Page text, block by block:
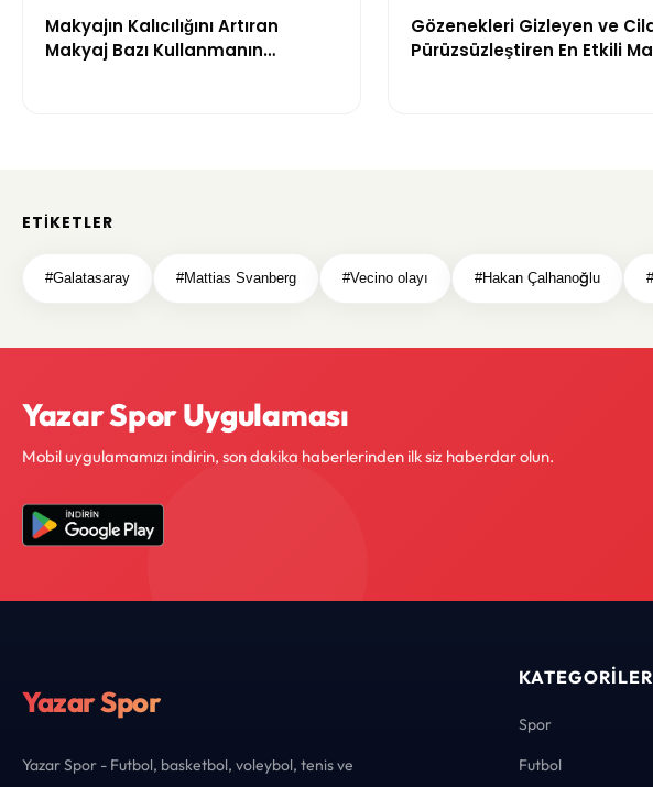
Makyajın Kalıcılığını Artıran
Makyaj Bazı Kullanmanın
Gözenekleri Gizleyen ve
Pürüzsüzleştiren En Etkili
ETIKETLER
#Galatasaray #Mattias Svanberg #Vecino olayı #Hakan Çalhanoğlu
Yazar Spor Uygulaması
Mobil uygulamamızı indirin, son dakika haberlerinden ilk siz haberdar olun.
Yazar Spor
Yazar Spor - Futbol, basketbol, voleybol, tenis ve
KATEGORILER
Spor
Futbol